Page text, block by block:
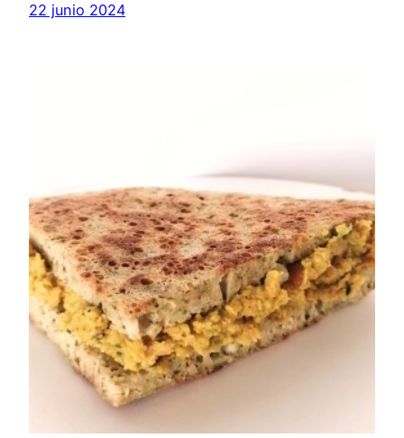
22 junio 2024